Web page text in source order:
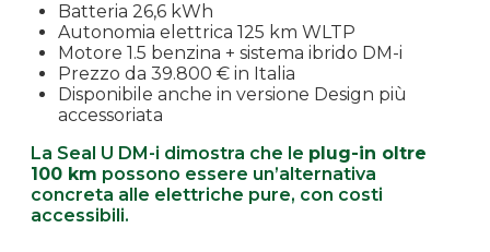
Batteria 26,6 kWh
Autonomia elettrica 125 km WLTP
Motore 1.5 benzina + sistema ibrido DM-i
Prezzo da 39.800 € in Italia
Disponibile anche in versione Design più
accessoriata
La Seal U DM-i dimostra che le plug-in oltre
100 km possono essere un’alternativa
concreta alle elettriche pure, con costi
accessibili.